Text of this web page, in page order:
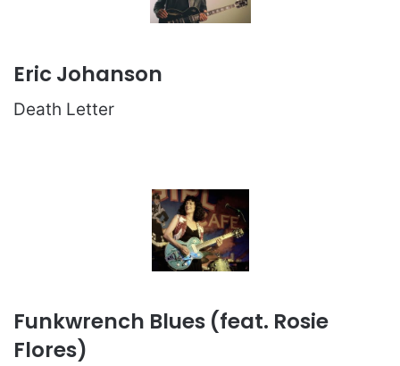
Eric Johanson
Death Letter
Funkwrench Blues (feat. Rosie
Flores)